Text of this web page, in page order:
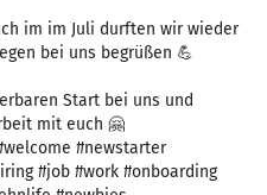
im im Juli durften wir wieder
bei uns begrüßen 💪
Start bei uns und
mit euch 🤗
#newstarter
#job #work #onboarding